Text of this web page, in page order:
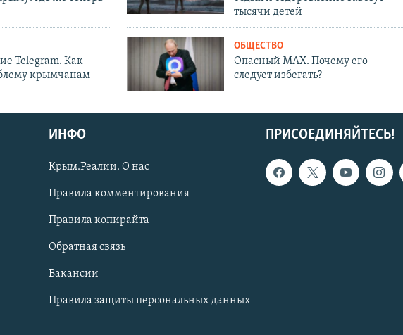
тысячи детей
Telegram. Как
крымчанам
ОБЩЕСТВО
Опасный MAX. Почему его
следует избегать?
ПРИСОЕДИНЯЙТЕСЬ!
ИНФО
Крым.Реалии. О нас
Правила комментирования
Правила копирайта
Обратная связь
Вакансии
Правила защиты персональных данных